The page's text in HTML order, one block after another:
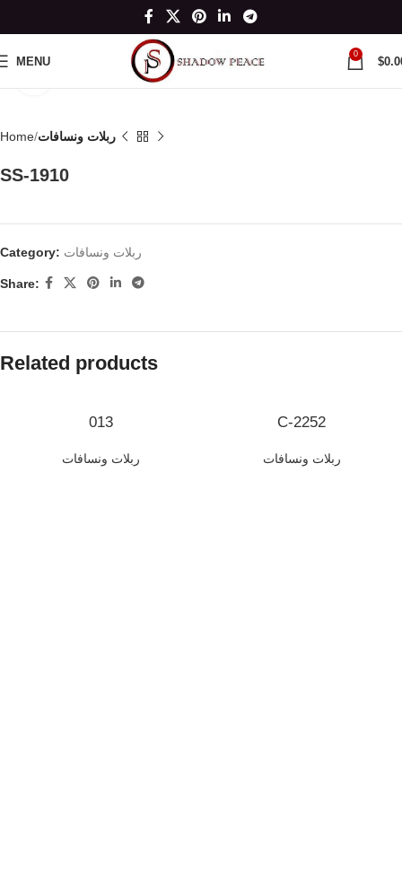
MENU
0
$
Click to enlarge
Home ربلات ونسافات
SS-1910
Category: ربلات ونسافات
Share:
Related products
013
ربلات ونسافات
C-2252
ربلات ونسافات